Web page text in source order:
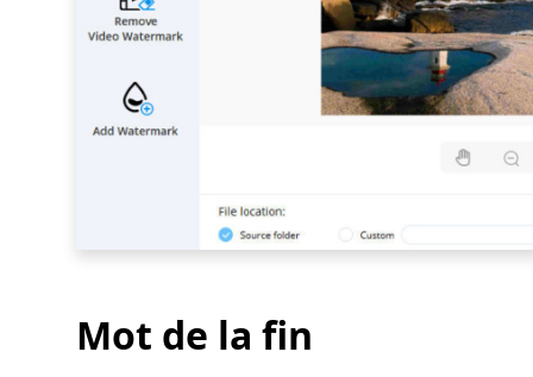
Mot de la fin